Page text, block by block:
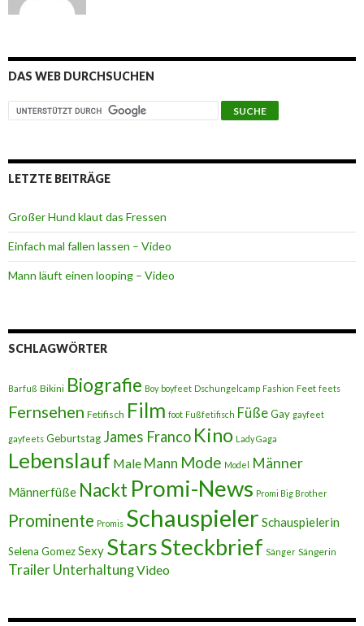
DAS WEB DURCHSUCHEN
LETZTE BEITRÄGE
Großer Hund klaut das Fressen
Einfach mal fallen lassen – Video
Mann läuft einen looping – Video
SCHLAGWÖRTER
Barfuß Bikini Biografie Boy boyfeet Dschungelcamp Fashion Feet feets
Fernsehen Fetifisch Film foot Fußfetifisch FüßeGay gayfeet
gayfeets Geburtstag James Franco Kino Lady Gaga
Lebenslauf Male Mann Mode Model Männer
Männerfüße Nackt Promi-News Promi Big Brother
Prominente Promis Schauspieler Schauspielerin
Selena GomezSexy StarsSteckbrief Sänger Sängerin
Trailer UnterhaltungVideo